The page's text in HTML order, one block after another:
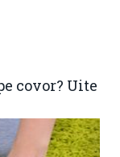
covor? Uite